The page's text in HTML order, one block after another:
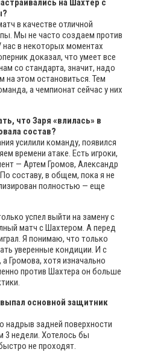
на Шахтер с
в качестве отличной
Мы не часто создаем против
в некоторых моментах
доказал, что умеет все
со стандарта, значит, надо
этом остановиться. Тем
а чемпионат сейчас у них
что Заря «влилась» в
состав?
усилили команду, появился
времени атаке. Есть игроки,
— Артем Громов, Александр
составу, в общем, пока я не
полностью — еще
успел выйти на замену с
матч с Шахтером. А перед
Я понимаю, что только
уверенные кондиции. И с
Громова, хотя изначально
против Шахтера он больше
основной защитник
надрыв задней поверхности
3 недели. Хотелось бы
не проходят.